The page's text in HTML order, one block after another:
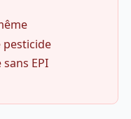
pesticide
EPI